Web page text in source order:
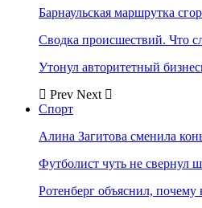
Барнаульская маршрутка
Сводка происшествий. Что
Утонул авторитетный
Prev Next
Спорт
Алина Загитова сменила
Футболист чуть не свернул
Ротенберг объяснил,